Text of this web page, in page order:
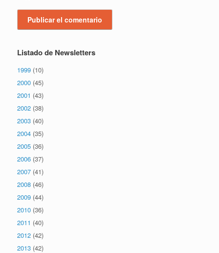
Listado de Newsletters
1999 (10)
2000 (45)
2001 (43)
2002 (38)
2003 (40)
2004 (35)
2005 (36)
2006 (37)
2007 (41)
2008 (46)
2009 (44)
2010 (36)
2011 (40)
2012 (42)
2013 (42)